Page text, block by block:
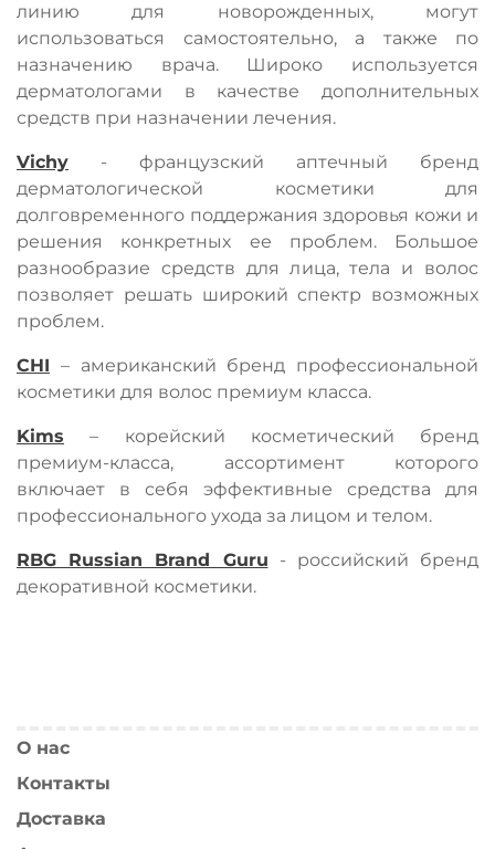
линию для новорожденных, могут
использоваться самостоятельно, а также по
назначению врача. Широко используется
дерматологами в качестве дополнительных
средств при назначении лечения.
Vichy - французский аптечный бренд
дерматологической косметики для
долговременного поддержания здоровья кожи и
решения конкретных ее проблем. Большое
разнообразие средств для лица, тела и волос
позволяет решать широкий спектр возможных
проблем.
CHI – американский бренд профессиональной
косметики для волос премиум класса.
Kims – корейский косметический бренд
премиум-класса, ассортимент которого
включает в себя эффективные средства для
профессионального ухода за лицом и телом.
RBG Russian Brand Guru - российский бренд
декоративной косметики.
О нас
Контакты
Доставка